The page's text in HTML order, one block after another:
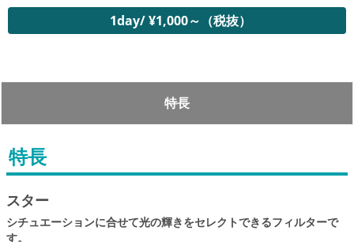
1day/ ¥1,000～（税抜）
特長
特長
スター
シチュエーションに合せて光の輝きをセレクトできるフィルターで
す。